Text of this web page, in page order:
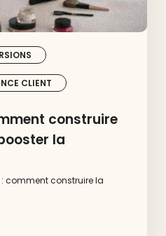
CLIENT
construire
la
comment construire la